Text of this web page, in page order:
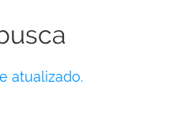
atualizado.